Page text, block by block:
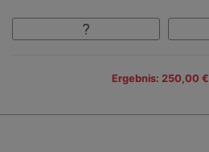
Ergebnis: 250,00 €